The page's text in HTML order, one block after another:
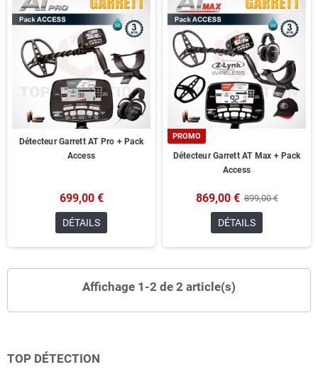
Détecteur Garrett AT Pro + Pack
Access
699,00 €
DÉTAILS
PROMO
Détecteur Garrett AT Max + Pack
Access
869,00 € 899,00 €
DÉTAILS
Affichage 1-2 de 2 article(s)
TOP DÉTECTION